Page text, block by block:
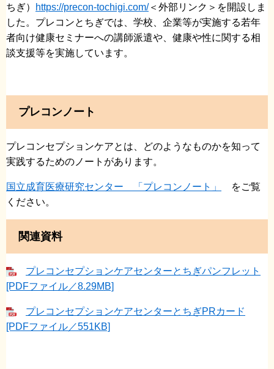
ちぎ）
https://precon-tochigi.com/＜外部リンク＞ を開設しま
した。プレコンとちぎでは、学校、企業等が実施する若年
者向け健康セミナーへの講師派遣や、健康や性に関する相
談支援等を実施しています。
プレコンノート
プレコンセプションケアとは、どのようなものかを知って
実践するためのノートがあります。
国立成育医療研究センター 「プレコンノート」
をご覧
ください。
関連資料
プレコンセプションケアセンターとちぎパンフレット
[PDFファイル／8.29MB]
プレコンセプションケアセンターとちぎPRカード
[PDFファイル／551KB]